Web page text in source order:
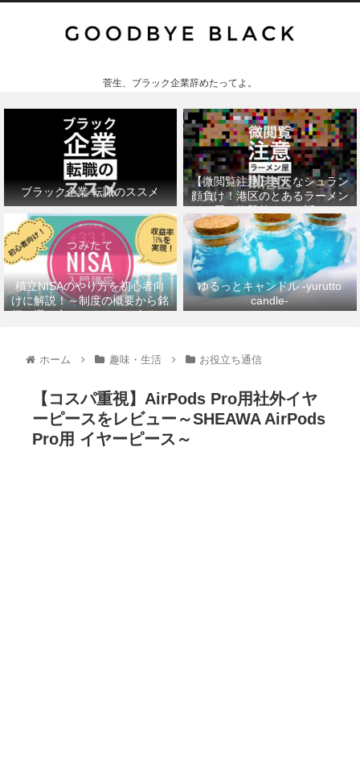
菅生、ブラック企業辞めたってよ。
ブラック企業 転職のススメ
【微閲覧注意】きたなシュラン
顔負け！港区のとあるラーメン
屋が衝撃的すぎた話。
積立NISAのやり方を初心者向
けに解説！～制度の概要から銘
柄の選び方、おすすめの本まで
ゆるっとキャンドル -yurutto
candle-
ホーム 趣味・生活 お役立ち通信
【コスパ重視】AirPods Pro用社外イヤ
ーピースをレビュー～SHEAWA AirPods
Pro用 イヤーピース～